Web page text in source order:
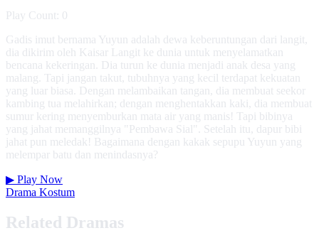
Play Count: 0
Gadis imut bernama Yuyun adalah dewa keberuntungan dari langit,
dia dikirim oleh Kaisar Langit ke dunia untuk menyelamatkan
bencana kekeringan. Dia turun ke dunia menjadi anak desa yang
malang. Tapi jangan takut, tubuhnya yang kecil terdapat kekuatan
yang luar biasa. Dengan melambaikan tangan, dia membuat seekor
kambing tua melahirkan; dengan menghentakkan kaki, dia membuat
sumur kering menyemburkan mata air yang manis! Tapi bibinya
yang jahat memanggilnya "Pembawa Sial". Setelah itu, dapur bibi
jahat pun meledak! Bagaimana dengan kakak sepupu Yuyun yang
melempar batu dan menindasnya?
▶ Play Now
Drama Kostum
Related Dramas